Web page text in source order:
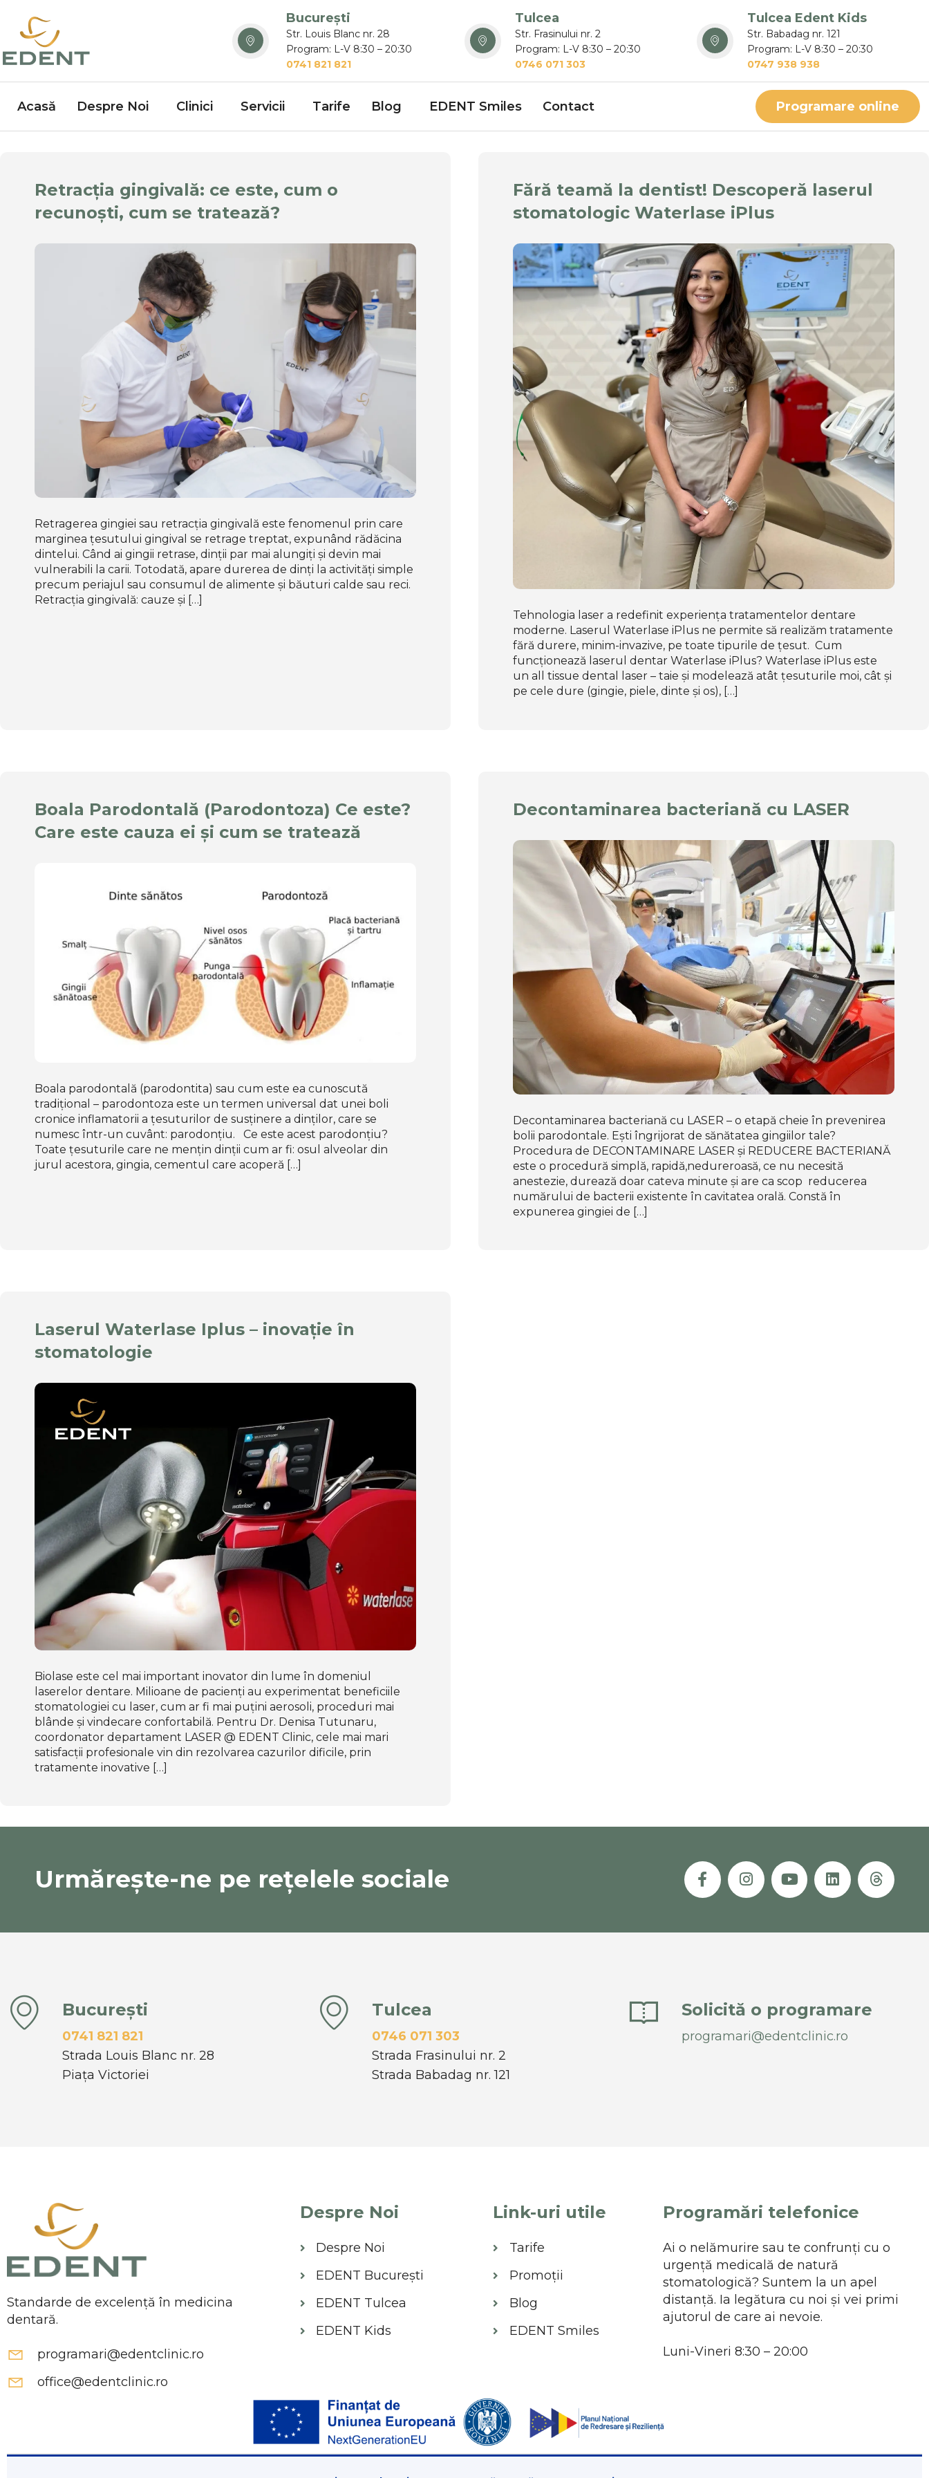
București
Str. Louis Blanc nr. 28
Program: L-V 8:30 – 20:30
0741 821 821
Tulcea
Str. Frasinului nr. 2
Program: L-V 8:30 – 20:30
0746 071 303
Tulcea Edent Kids
Str. Babadag nr. 121
Program: L-V 8:30 – 20:30
0747 938 938
Acasă Despre Noi Clinici Servicii Tarife Blog EDENT Smiles Contact Programare online
Retracția gingivală: ce este, cum o
recunoști, cum se tratează?
Retragerea gingiei sau retracția gingivală este fenomenul prin care
marginea țesutului gingival se retrage treptat, expunând rădăcina
dintelui. Când ai gingii retrase, dinții par mai alungiți și devin mai
vulnerabili la carii. Totodată, apare durerea de dinți la activități simple
precum periajul sau consumul de alimente și băuturi calde sau reci.
Retracția gingivală: cauze și […]
Fără teamă la dentist! Descoperă laserul
stomatologic Waterlase iPlus
Tehnologia laser a redefinit experiența tratamentelor dentare
moderne. Laserul Waterlase iPlus ne permite să realizăm tratamente
fără durere, minim-invazive, pe toate tipurile de țesut. Cum
funcționează laserul dentar Waterlase iPlus? Waterlase iPlus este
un all tissue dental laser – taie și modelează atât țesuturile moi, cât și
pe cele dure (gingie, piele, dinte și os), […]
Boala Parodontală (Parodontoza) Ce este?
Care este cauza ei și cum se tratează
Boala parodontală (parodontita) sau cum este ea cunoscută
tradițional – parodontoza este un termen universal dat unei boli
cronice inflamatorii a țesuturilor de susținere a dinților, care se
numesc într-un cuvânt: parodonțiu. Ce este acest parodonțiu?
Toate țesuturile care ne mențin dinții cum ar fi: osul alveolar din
jurul acestora, gingia, cementul care acoperă […]
Decontaminarea bacteriană cu LASER
Decontaminarea bacteriană cu LASER – o etapă cheie în prevenirea
bolii parodontale. Ești îngrijorat de sănătatea gingiilor tale?
Procedura de DECONTAMINARE LASER și REDUCERE BACTERIANĂ
este o procedură simplă, rapidă,nedureroasă, ce nu necesită
anestezie, durează doar cateva minute și are ca scop reducerea
numărului de bacterii existente în cavitatea orală. Constă în
expunerea gingiei de […]
Laserul Waterlase Iplus – inovație în
stomatologie
Biolase este cel mai important inovator din lume în domeniul
laserelor dentare. Milioane de pacienți au experimentat beneficiile
stomatologiei cu laser, cum ar fi mai puțini aerosoli, proceduri mai
blânde și vindecare confortabilă. Pentru Dr. Denisa Tutunaru,
coordonator departament LASER @ EDENT Clinic, cele mai mari
satisfacții profesionale vin din rezolvarea cazurilor dificile, prin
tratamente inovative […]
Urmărește-ne pe rețelele sociale
București
0741 821 821
Strada Louis Blanc nr. 28
Piața Victoriei
Tulcea
0746 071 303
Strada Frasinului nr. 2
Strada Babadag nr. 121
Solicită o programare
programari@edentclinic.ro
Standarde de excelență în medicina
dentară.
programari@edentclinic.ro
office@edentclinic.ro
Despre Noi
Despre Noi
EDENT București
EDENT Tulcea
EDENT Kids
Link-uri utile
Tarife
Promoții
Blog
EDENT Smiles
Programări telefonice
Ai o nelămurire sau te confrunți cu o
urgență medicală de natură
stomatologică? Suntem la un apel
distanță. Ia legătura cu noi și vei primi
ajutorul de care ai nevoie.
Luni-Vineri 8:30 – 20:00